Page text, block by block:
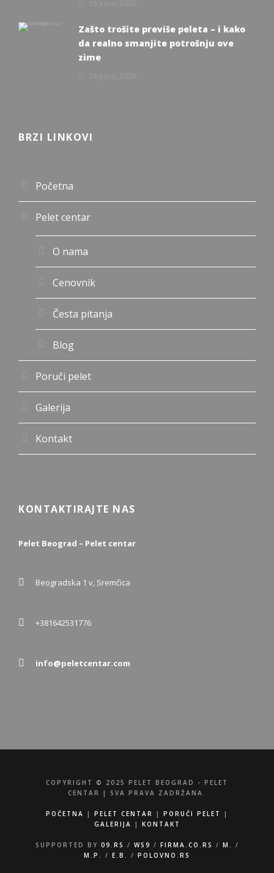
Zašto trošite previše peleta – i kako
da realno smanjite potrošnju ove
zime
BRZI LINKOVI
Početna
Pelet centar
O nama
Cenovnik
Česta pitanja
Blog
Poruči pelet
Galerija
Kontakt
KONTAKTIRAJTE NAS
Pelet Beograd – Pelet centar
Beogradska 1 v, Sremčica
+381642531776
info@peletcentar.com
COPYRIGHT © 2025 PELET BEOGRAD - PELET
CENTAR | SVA PRAVA ZADRŽANA.
POČETNA | PELET CENTAR | PORUČI PELET
|
GALERIJA | KONTAKT
SUPPORTED BY 09.RS / WS9 / FIRMA.CO.RS / M. /
M.P. / E.B. / POLOVNO.RS